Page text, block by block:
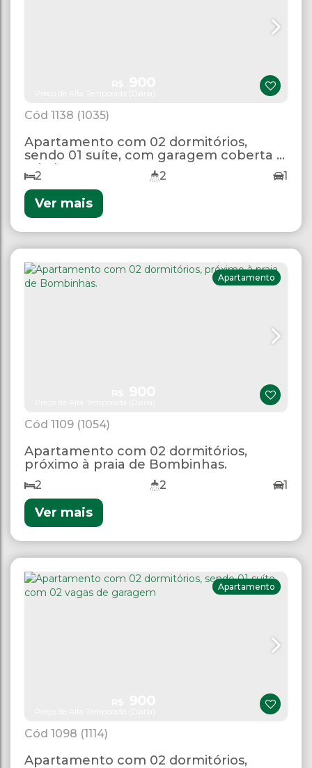
1138 (1035)
Apartamento com 02 dormitórios,
sendo 01 suíte, com garagem coberta e
Wi-Fi
2 2 1
Ver mais
1109 (1054)
Apartamento
Apartamento com 02 dormitórios,
próximo à praia de Bombinhas.
2 2 1
Ver mais
1098 (1114)
Apartamento
Apartamento com 02 dormitórios,